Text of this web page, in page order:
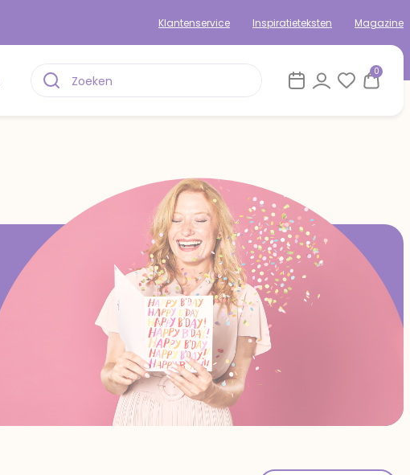
Klantenservice Inspiratieteksten Magazine
0